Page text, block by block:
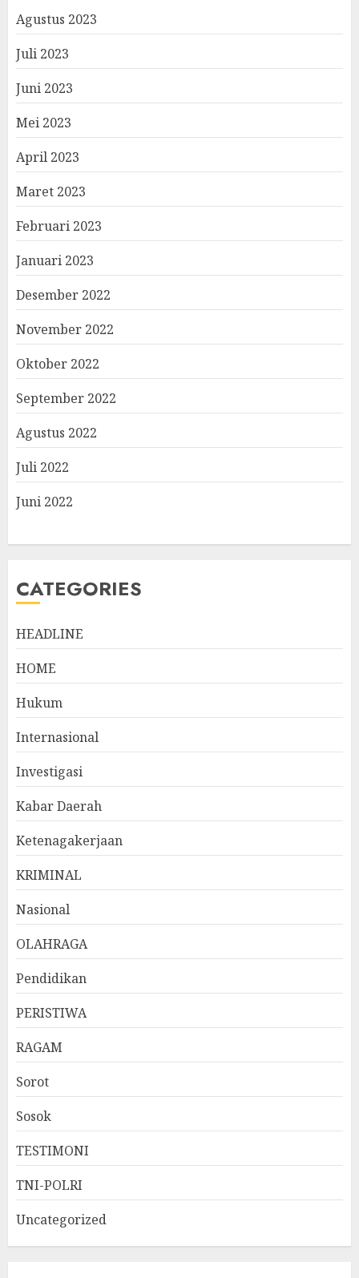
Agustus 2023
Juli 2023
Juni 2023
Mei 2023
April 2023
Maret 2023
Februari 2023
Januari 2023
Desember 2022
November 2022
Oktober 2022
September 2022
Agustus 2022
Juli 2022
Juni 2022
CATEGORIES
HEADLINE
HOME
Hukum
Internasional
Investigasi
Kabar Daerah
Ketenagakerjaan
KRIMINAL
Nasional
OLAHRAGA
Pendidikan
PERISTIWA
RAGAM
Sorot
Sosok
TESTIMONI
TNI-POLRI
Uncategorized